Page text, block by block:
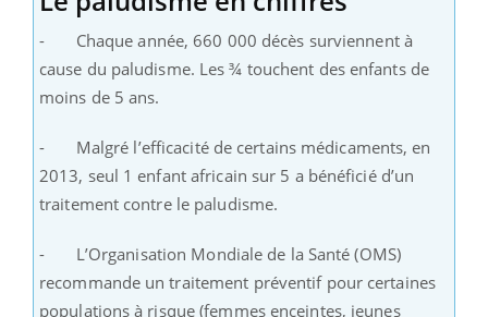
- Chaque année, 660 000 décès surviennent à
cause du paludisme. Les ¾ touchent des enfants de
moins de 5 ans.
- Malgré l’efficacité de certains médicaments, en
2013, seul 1 enfant africain sur 5 a bénéficié d’un
traitement contre le paludisme.
- L’Organisation Mondiale de la Santé (OMS)
recommande un traitement préventif pour certaines
populations à risque (femmes enceintes, jeunes